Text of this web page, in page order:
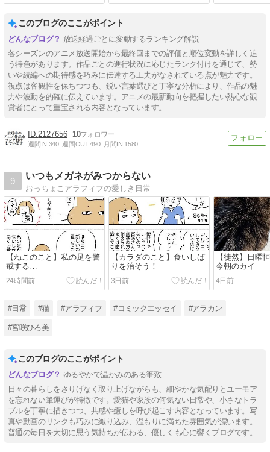
このブログのここがポイント
放送経過ごとに変動するランキング解説
各シーズンのアニメ放送開始から最終回までの評価と順位変動を詳しく追
う特色があります。作品ごとの進行状況に応じたランク付けを通じて、勢
いや続編への期待感を巧みに伝達する工夫がなされている点が魅力です。
視点は客観性を保ちつつも、鋭い言葉選びと丁寧な分析により、作品の魅
力や波動を的確に伝えています。アニメの最新動向を把握したい熱心な観
賞者にとって重宝される内容となっています。
2127656 10
週間IN:340 週間OUT:490 月間IN:1580
9
いつもメガネがみつからない
おっちょこアラフィフの愛しき日常
【ねこのこと】私の足を警
戒する…
24時間前
【カラダのこと】食いしば
りを治そう！
3日前
【徒然】日曜
今朝のカイ
4日前
#日常 #猫 #アラフィフ #コミックエッセイ #アラカン
#宮咲ひろ美
このブログのここがポイント
ゆるやかで温かみのある筆致
日々の暮らしをさりげなく取り上げながらも、細やかな気配りとユーモア
を忘れない筆運びが特徴です。愛猫や家族の何気ない日常や、小さなトラ
ブルを丁寧に描きつつ、共感や癒しを呼び起こす内容となっています。写
真や動画のリンクも巧みに織り込み、温もりに満ちた雰囲気が漂います。
普通の毎日を大切に思う気持ちが伝わる、優しくも心に響くブログです。